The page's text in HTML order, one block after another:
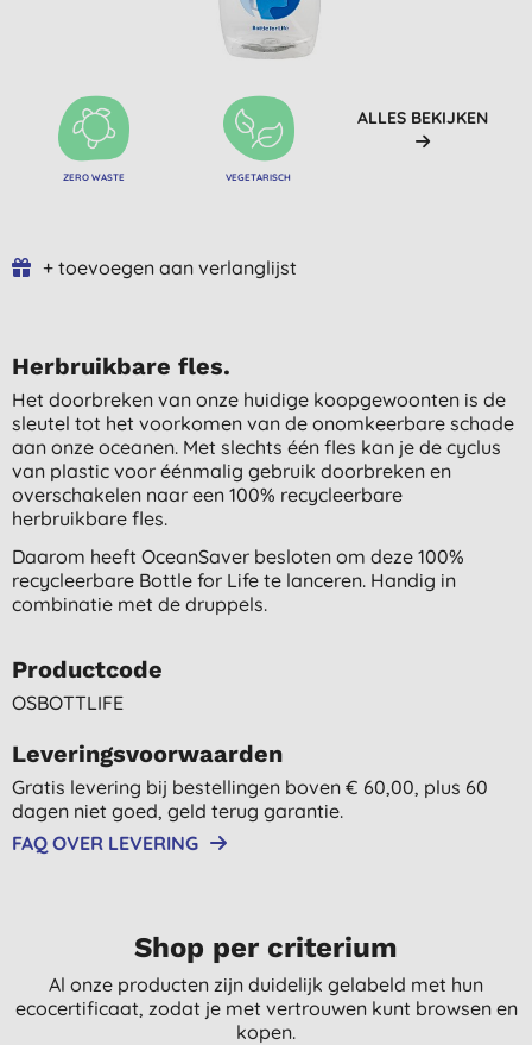
ZERO WASTE VEGETARISCH
ALLES BEKIJKEN
+ toevoegen aan verlanglijst
Herbruikbare fles.
Het doorbreken van onze huidige koopgewoonten is de
sleutel tot het voorkomen van de onomkeerbare schade
aan onze oceanen. Met slechts één fles kan je de cyclus
van plastic voor éénmalig gebruik doorbreken en
overschakelen naar een 100% recycleerbare
herbruikbare fles.
Daarom heeft OceanSaver besloten om deze 100%
recycleerbare Bottle for Life te lanceren. Handig in
combinatie met de druppels.
Productcode
OSBOTTLIFE
Leveringsvoorwaarden
Gratis levering bij bestellingen boven € 60,00, plus 60
dagen niet goed, geld terug garantie.
FAQ OVER LEVERING
Shop per criterium
Al onze producten zijn duidelijk gelabeld met hun
ecocertificaat, zodat je met vertrouwen kunt browsen en
kopen.